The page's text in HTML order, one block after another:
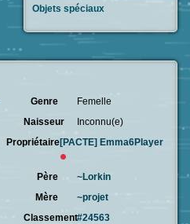
Genre
Femelle
Naisseur
Inconnu(e)
Propriétaire[PACTE] Emma6Player
Père
~Lorkin
Mère
~projet
Classement#24563
Objets spéciaux